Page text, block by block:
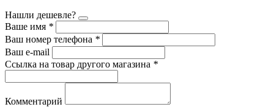
Нашли дешевле?
Ваше имя *
Ваш номер телефона *
Ваш e-mail
Ссылка на товар другого магазина *
Комментарий